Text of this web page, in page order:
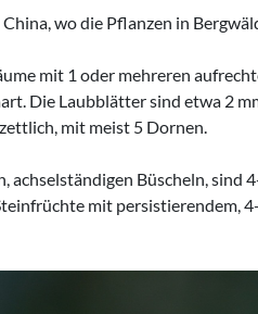
wo die Pflanzen in
mit 1 oder mehreren
Die Laubblätter sind etwa 2
mit meist 5 Dornen.
Büscheln,
mit persistierendem,